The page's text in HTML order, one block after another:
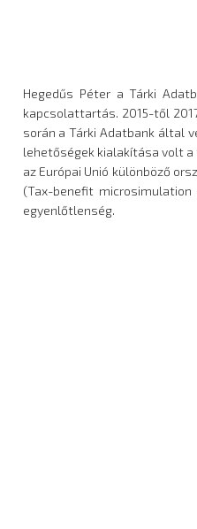
Hegedűs Péter a Tárki
kapcsolattartás. 2015-től
során a Tárki Adatbank által
lehetőségek kialakítása volt a
az Európai Unió különböző
(Tax-benefit
egyenlőtlenség.